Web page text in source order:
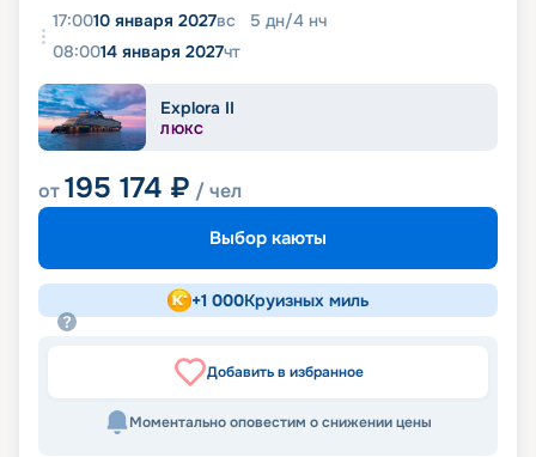
17:0010 января 2027вс 5 дн/4 нч
08:0014 января 2027чт
Explora II
ЛЮКС
от195 174 ₽ / чел
Выбор каюты
+1 000Круизных миль
Добавить в избранное
Моментально оповестим о снижении цены